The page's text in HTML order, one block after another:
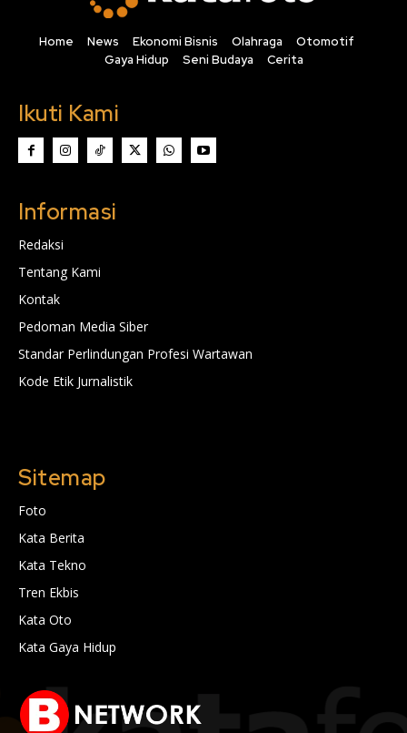
Home News Ekonomi Bisnis Olahraga
Otomotif
Gaya Hidup
Seni Budaya Cerita
Ikuti Kami
Informasi
Redaksi
Tentang Kami
Kontak
Pedoman Media Siber
Standar Perlindungan Profesi Wartawan
Kode Etik Jurnalistik
Sitemap
Foto
Kata Berita
Kata Tekno
Tren Ekbis
Kata Oto
Kata Gaya Hidup